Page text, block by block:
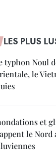
LES PLUS
typhon Noul
le
et
le Nord